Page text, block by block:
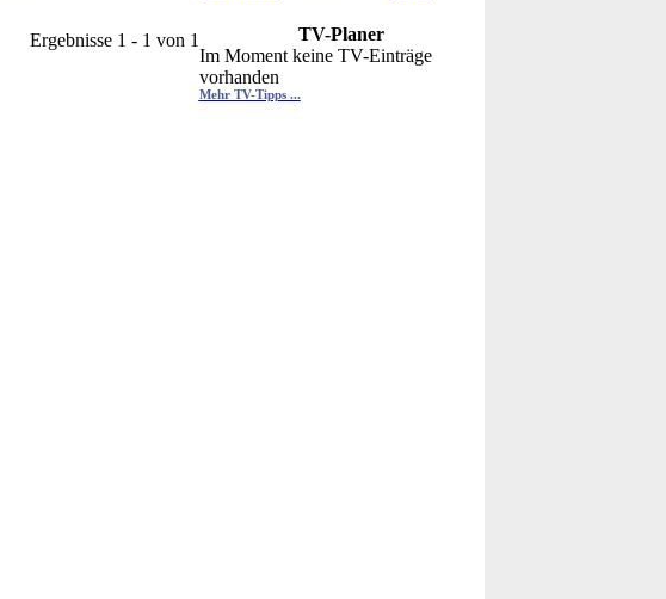
Ergebnisse 1 - 1 von 1
TV-Planer
Im Moment keine TV-Einträge
vorhanden
Mehr TV-Tipps ...